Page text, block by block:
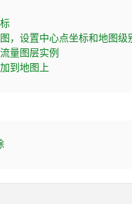
例
标
，设置中心点坐标和地
流量图层实例
到地图上